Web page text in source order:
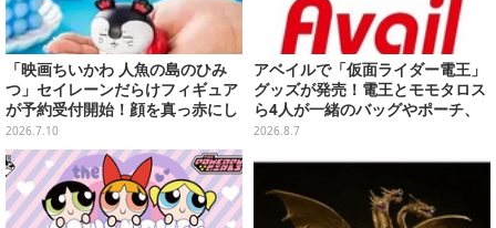
「映画ちいかわ 人魚の島のひみ
つ」セイレーンだらけフィギュア
が予約受付開始！顔を真っ赤にし
て口を塞ぐ姿など全6種
2026.7.10
アベイルで「仮面ライダー電王」
グッズが発売！電王とモモタロス
ら4人が一緒のバッグやポーチ、
収納ボックスも
2026.8.7